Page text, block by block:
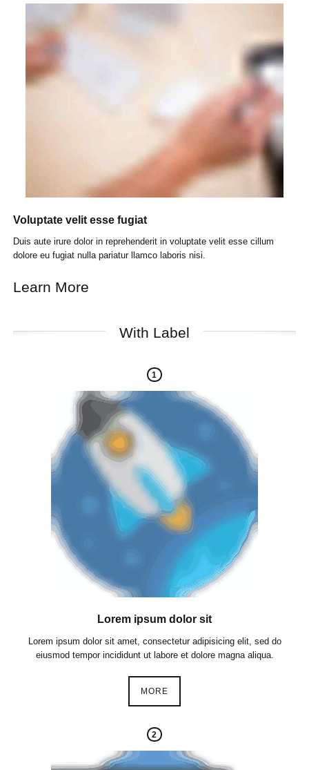
Voluptate velit esse fugiat
Duis aute irure dolor in reprehenderit in voluptate velit esse cillum
dolore eu fugiat nulla pariatur llamco laboris nisi.
Learn More
With Label
1
Lorem ipsum dolor sit
Lorem ipsum dolor sit amet, consectetur adipisicing elit, sed do
eiusmod tempor incididunt ut labore et dolore magna aliqua.
MORE
2